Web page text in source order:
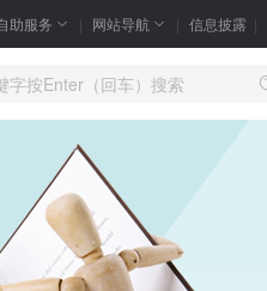
助服务 网站导航 信息披露